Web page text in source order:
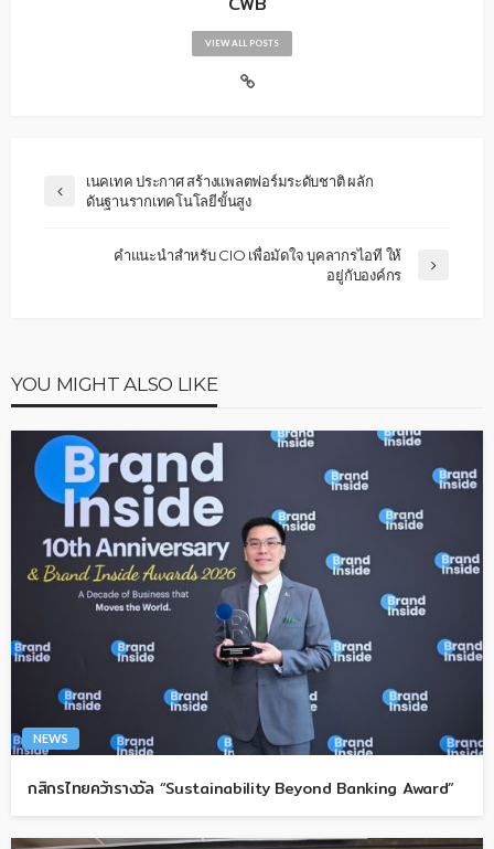
VIEW ALL POSTS
เนคเทค ประกาศ สร้างแพลตฟอร์มระดับชาติ ผลัก
ดันฐานรากเทคโนโลยีขั้นสูง
คำแนะนำสำหรับ CIO เพื่อมัดใจ บุคลากรไอที ให้
อยู่กับองค์กร
YOU MIGHT ALSO LIKE
NEWS
กสิกรไทยคว้ารางวัล “Sustainability Beyond Banking Award”